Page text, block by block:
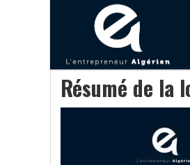
Résumé de la